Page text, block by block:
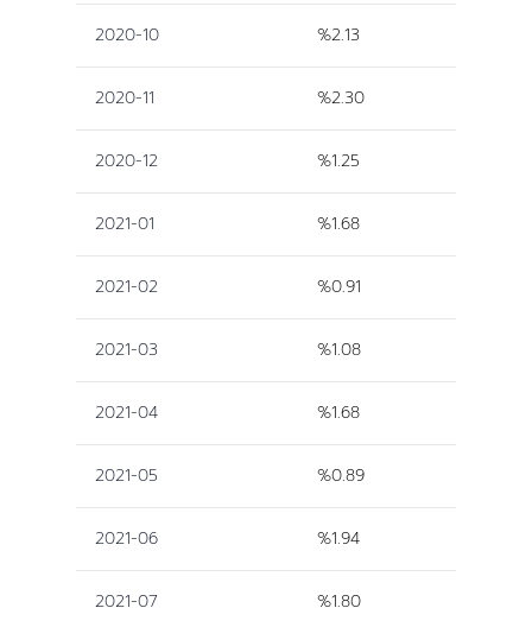
2020-10 %2.13
2020-11 %2.30
2020-12 %1.25
2021-01 %1.68
2021-02 %0.91
2021-03 %1.08
2021-04 %1.68
2021-05 %0.89
2021-06 %1.94
2021-07 %1.80